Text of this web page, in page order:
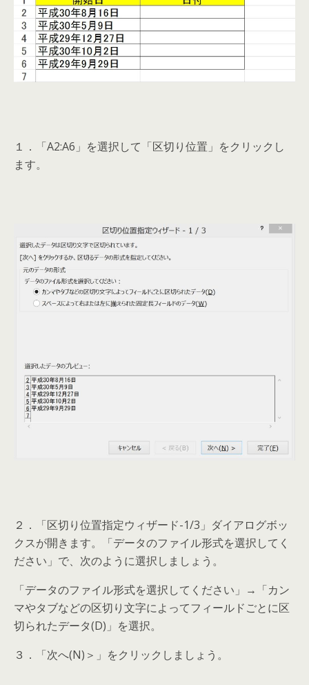
１．「A2:A6」を選択して「区切り位置」をクリックし
ます。
２．「区切り位置指定ウィザード-1/3」ダイアログボッ
クスが開きます。「データのファイル形式を選択してく
ださい」で、次のように選択しましょう。
「データのファイル形式を選択してください」→「カン
マやタブなどの区切り文字によってフィールドごとに区
切られたデータ(D)」を選択。
３．「次へ(N)＞」をクリックしましょう。